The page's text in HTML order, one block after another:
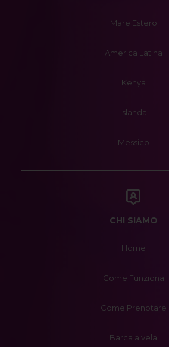
Mare Estero
America Latina
Kenya
Islanda
Messico
CHI SIAMO
Home
Come Funziona
Come Prenotare
Barca a vela